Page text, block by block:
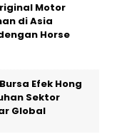
Motor
di Asia
Horse
Efek Hong
Sektor
Global